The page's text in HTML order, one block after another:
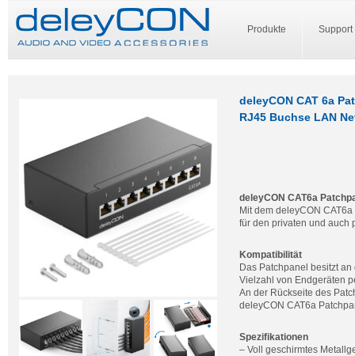
Produkte Support
deleyCON CAT 6a
RJ45 Buchse LAN
deleyCON CAT6a
Mit dem deleyCON
für den privaten und auch
Kompatibilität
Das Patchpanel besitzt
Vielzahl von Endgeräten
An der Rückseite des
deleyCON CAT6a
Spezifikationen
– Voll geschirmtes